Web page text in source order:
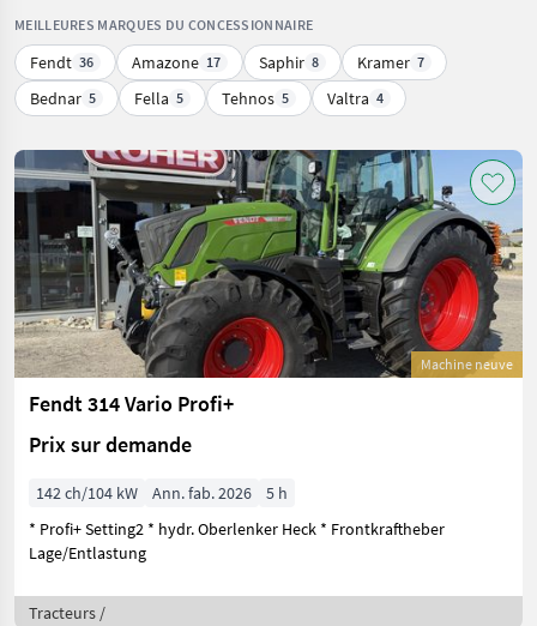
MEILLEURES MARQUES DU CONCESSIONNAIRE
Fendt 36 Amazone 17 Saphir 8 Kramer 7
Bednar 5 Fella 5 Tehnos 5 Valtra 4
Machine neuve
Fendt 314 Vario Profi+
Prix sur demande
142 ch/104 kW Ann. fab. 2026
5 h
* Profi+ Setting2 * hydr. Oberlenker Heck * Frontkraftheber
Lage/Entlastung
Tracteurs /